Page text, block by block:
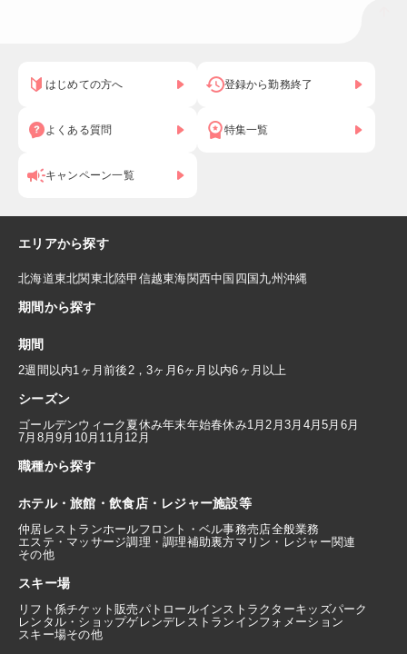
はじめての方へ 登録から勤務終了
よくある質問 特集一覧
キャンペーン一覧
エリアから探す
北海道東北関東北陸甲信越東海関西中国 四国九州沖縄
期間から探す
期間
2週間以内1ヶ月前後 2，3ヶ月 6ヶ月以内6ヶ月以上
シーズン
ゴールデンウィーク 夏休み年末年始春休み1月 2月3月 4月5月 6月
7月 8月9月 10月 11月 12月
職種から探す
ホテル・旅館・飲食店・レジャー施設等
仲居 レストランホールフロント・ベル事務売店全般業務
エステ・マッサージ調理・調理補助裏方マリン・レジャー関連
その他
スキー場
リフト係チケット販売パトロールインストラクターキッズパーク
レンタル・ショップゲレンデレストラン インフォメーション
スキー場その他